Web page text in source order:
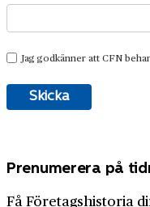
Prenumerera på
Få Företagshistoria